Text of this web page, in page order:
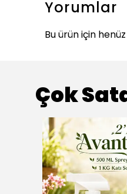
Yorumlar
Bu ürün için
Çok